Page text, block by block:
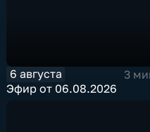
6 августа
3
Эфир от 06.08.2026